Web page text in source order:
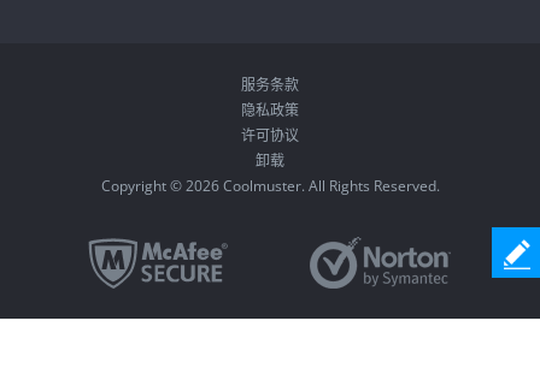
服务条款
隐私政策
许可协议
卸载
Copyright © 2026 Coolmuster. All Rights Reserved.